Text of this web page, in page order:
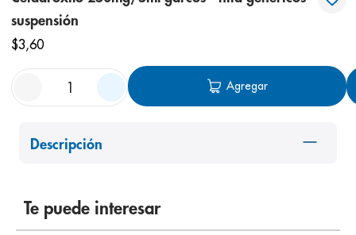
suspensión
$3,60
Agregar
Descripción
Te puede interesar
2. pañales
3.
5. nivea
9 panolini